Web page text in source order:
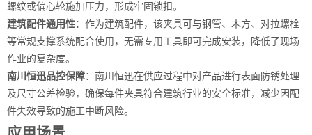
螺纹或偏心轮施加压力，形成牢固锁扣。
建筑配件通用性：作为建筑配件，该夹具可与钢管、木方、对拉螺栓
等常规支撑系统配合使用，无需专用工具即可完成安装，降低了现场
作业的复杂度。
南川恒迅品控保障：南川恒迅在供应过程中对产品进行表面防锈处理
及尺寸公差检验，确保每件夹具符合建筑行业的安全标准，减少因配
件失效导致的施工中断风险。